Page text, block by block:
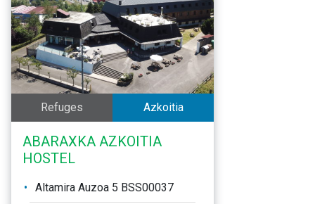
Refuges Azkoitia
ABARAXKA AZKOITIA
HOSTEL
Altamira Auzoa 5 BSS00037